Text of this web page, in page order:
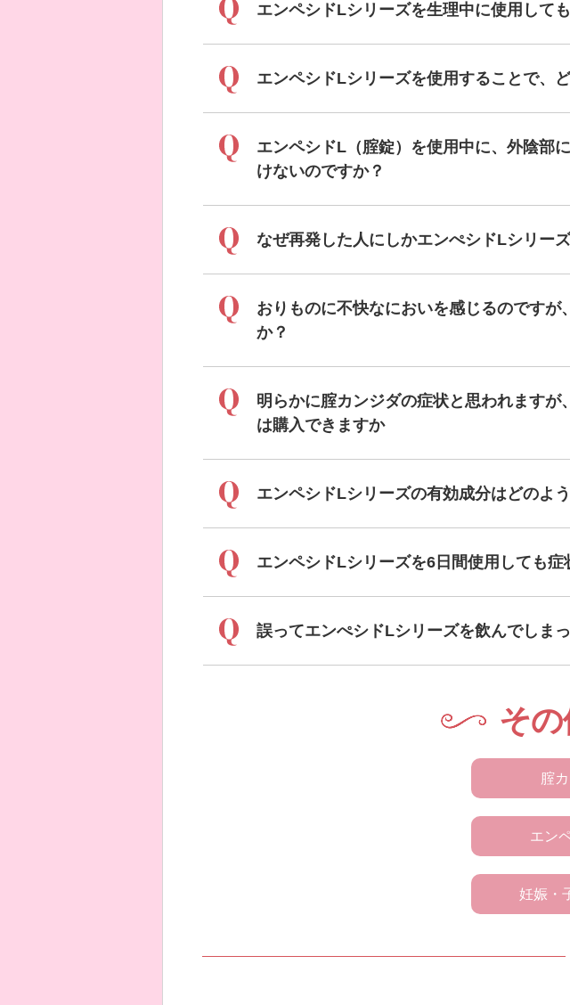
エンペシドLシリーズを生理中に使用して
エンペシドLシリーズを使用することで、
エンペシドL（腟錠）を使用中に、外陰部
けないのですか？
なぜ再発した人にしかエンぺシドLシリー
おりものに不快なにおいを感じるのです
か？
明らかに腟カンジダの症状と思われます
は購入できますか
エンペシドLシリーズの有効成分はどのよ
エンペシドLシリーズを6日間使用しても
誤ってエンぺシドLシリーズを飲んでしま
そ
腟
エン
妊娠・